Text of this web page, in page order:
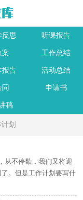
反思 听课报告
案 工作总结
报告 活动总结
申请书
稿
划
从不停歇，我们又将迎
。但是工作计划要写什
初二的班...